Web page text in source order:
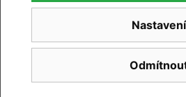
99%
zákazníků
Nastavení